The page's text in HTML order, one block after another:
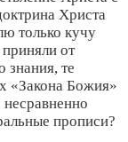
Христа
только кучу
от
знания, те
«Закона Божия»
прописи?